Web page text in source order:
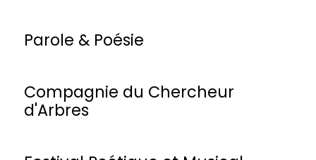
Parole & Poésie
Compagnie du Chercheur
d'Arbres